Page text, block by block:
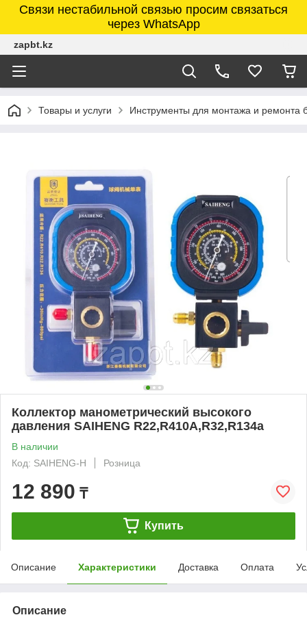
Связи нестабильной связью просим связаться
через WhatsApp
zapbt.kz
Товары и услуги Инструменты для монтажа и ремонта
Коллектор манометрический высокого
давления SAIHENG R22,R410A,R32,R134a
В наличии
Код: SAIHENG-H
Розница
12 890 ₸
Купить
Описание Характеристики Доставка Оплата
Описание